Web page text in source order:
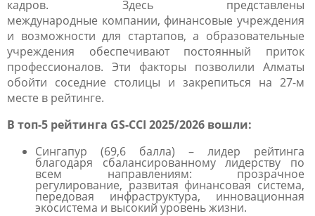
кадров. Здесь представлены
международные компании, финансовые учреждения
и возможности для стартапов, а образовательные
учреждения обеспечивают постоянный приток
профессионалов. Эти факторы позволили Алматы
обойти соседние столицы и закрепиться на 27-м
месте в рейтинге.
В топ-5 рейтинга GS-CCI 2025/2026 вошли:
Сингапур (69,6 балла) – лидер рейтинга
благодаря сбалансированному лидерству по
всем направлениям: прозрачное
регулирование, развитая финансовая система,
передовая инфраструктура, инновационная
экосистема и высокий уровень жизни.